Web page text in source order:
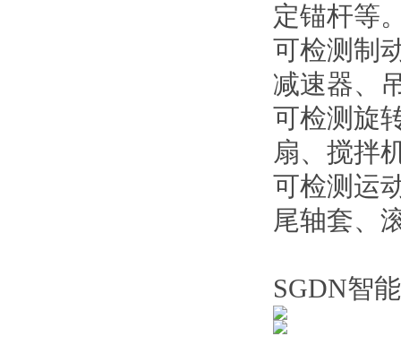
定锚杆等
可检测制
减速器、
可检测旋
扇、搅拌
可检测运
尾轴套、
SGDN智